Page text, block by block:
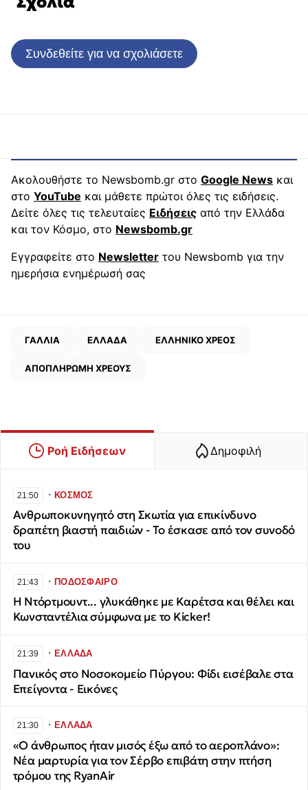
Συνδεθείτε για να σχολιάσετε
Ακολουθήστε το Newsbomb.gr στο Google News και
στο YouTube και μάθετε πρώτοι όλες τις ειδήσεις.
Δείτε όλες τις τελευταίες Ειδήσεις από την Ελλάδα
και τον Κόσμο, στο Newsbomb.gr
Εγγραφείτε στο Newsletter του Newsbomb για την
ημερήσια ενημέρωσή σας
ΓΑΛΛΙΑ ΕΛΛΑΔΑ ΕΛΛΗΝΙΚΟ ΧΡΕΟΣ
ΑΠΟΠΛΗΡΩΜΗ ΧΡΕΟΥΣ
Ροή Ειδήσεων Δημοφιλή
21:50 ∙ΚΟΣΜΟΣ
Ανθρωποκυνηγητό στη Σκωτία για επικίνδυνο
δραπέτη βιαστή παιδιών - To έσκασε από τον συνοδό
του
21:43 ∙ΠΟΔΟΣΦΑΙΡΟ
Η Ντόρτμουντ... γλυκάθηκε με Καρέτσα και θέλει και
Κωνσταντέλια σύμφωνα με το Kicker!
21:39 ∙ΕΛΛΑΔΑ
Πανικός στο Νοσοκομείο Πύργου: Φίδι εισέβαλε στα
Επείγοντα - Εικόνες
21:30 ∙ΕΛΛΑΔΑ
«Ο άνθρωπος ήταν μισός έξω από το αεροπλάνο»:
Νέα μαρτυρία για τον Σέρβο επιβάτη στην πτήση
τρόμου της RyanAir